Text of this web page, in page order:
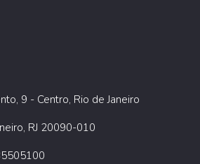
9 - Centro, Rio de Janeiro
RJ 20090-010